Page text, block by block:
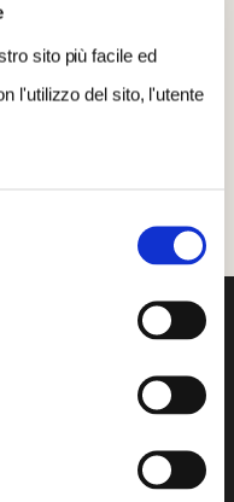
sito più facile ed
l'utilizzo del sito, l'utente